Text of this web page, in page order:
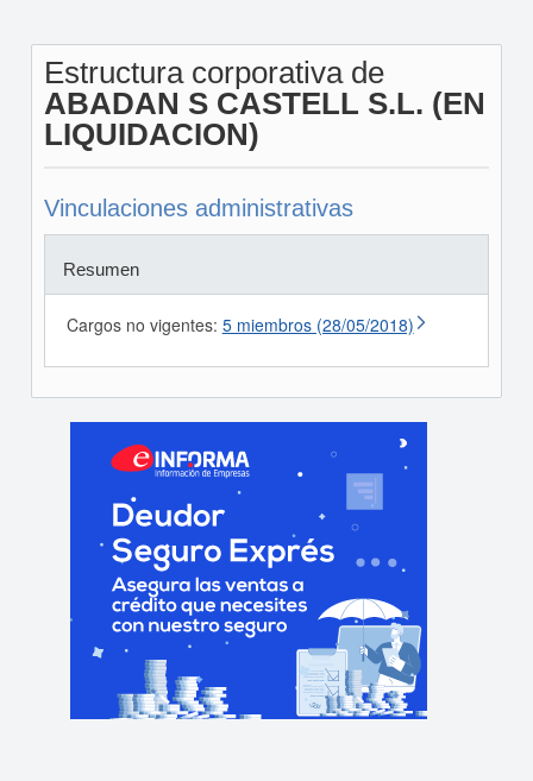
Estructura corporativa de
ABADAN S CASTELL S.L. (EN
LIQUIDACION)
Vinculaciones administrativas
Resumen
Cargos no vigentes: 5 miembros (28/05/2018)